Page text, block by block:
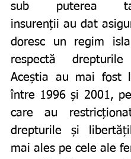
sub puterea
insurenții au dat
doresc un regim
respectă
Aceștia au mai fost
între 1996 și 2001,
care au
drepturile și
mai ales pe cele ale